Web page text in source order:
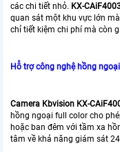
các chi tiết nhỏ. KX-
quan sát một khu vực lớn
chỉ tiết kiệm chi phí mà còn
Hỗ trợ công nghệ hồng
Camera Kbvision KX-
hồng ngoại full color cho
hoặc ban đêm với tầm xa
tâm về khả năng giám sát